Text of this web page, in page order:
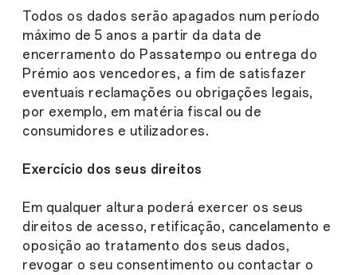
Todos os dados serão apagados num período
máximo de 5 anos a partir da data de
encerramento do Passatempo ou entrega do
Prémio aos vencedores, a fim de satisfazer
eventuais reclamações ou obrigações legais,
por exemplo, em matéria fiscal ou de
consumidores e utilizadores.
Exercício dos seus direitos
Em qualquer altura poderá exercer os seus
direitos de acesso, retificação, cancelamento e
oposição ao tratamento dos seus dados,
revogar o seu consentimento ou contactar o